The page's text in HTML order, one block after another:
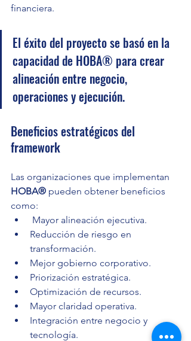
financiera.
El éxito del proyecto se basó en la
capacidad de HOBA® para crear
alineación entre negocio,
operaciones y ejecución.
Beneficios estratégicos del
framework
Las organizaciones que implementan
HOBA® pueden obtener beneficios
como:
Mayor alineación ejecutiva.
Reducción de riesgo en
transformación.
Mejor gobierno corporativo.
Priorización estratégica.
Optimización de recursos.
Mayor claridad operativa.
Integración entre negocio y
tecnología.